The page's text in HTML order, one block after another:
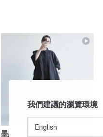
墨黑超寬版拼接綁帶襯衫洋裝
我們建議的瀏覽環境